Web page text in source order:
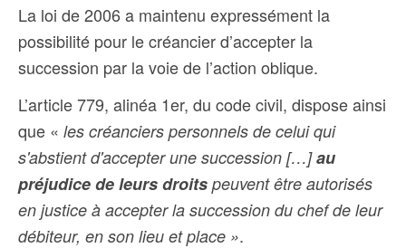
La loi de 2006 a maintenu expressément la
possibilité pour le créancier d’accepter la
succession par la voie de l’action oblique.
L’article 779, alinéa 1er, du code civil, dispose ainsi
que « les créanciers personnels de celui qui
s'abstient d'accepter une succession […]au
préjudice de leurs droits peuvent être autorisés
en justice à accepter la succession du chef de leur
débiteur, en son lieu et place ».